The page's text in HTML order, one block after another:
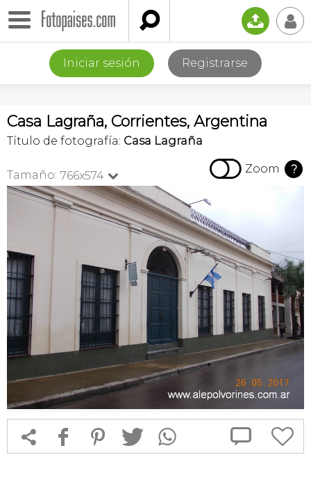
 📤 👤
Iniciar sesión Registrarse
Casa Lagraña, Corrientes, Argentina
Título de fotografía: Casa Lagraña
Tamaño: 766x574   Zoom ?
 f 1 T  